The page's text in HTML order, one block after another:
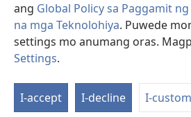
ang Global Policy sa Paggamit
na mga Teknolohiya. Puwede
settings mo anumang oras.
Settings.
I-accept I-decline I-
Copyright
KASUNDUAN SA PAGGAMIT